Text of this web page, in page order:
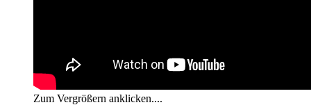
Zum Vergrößern anklicken....